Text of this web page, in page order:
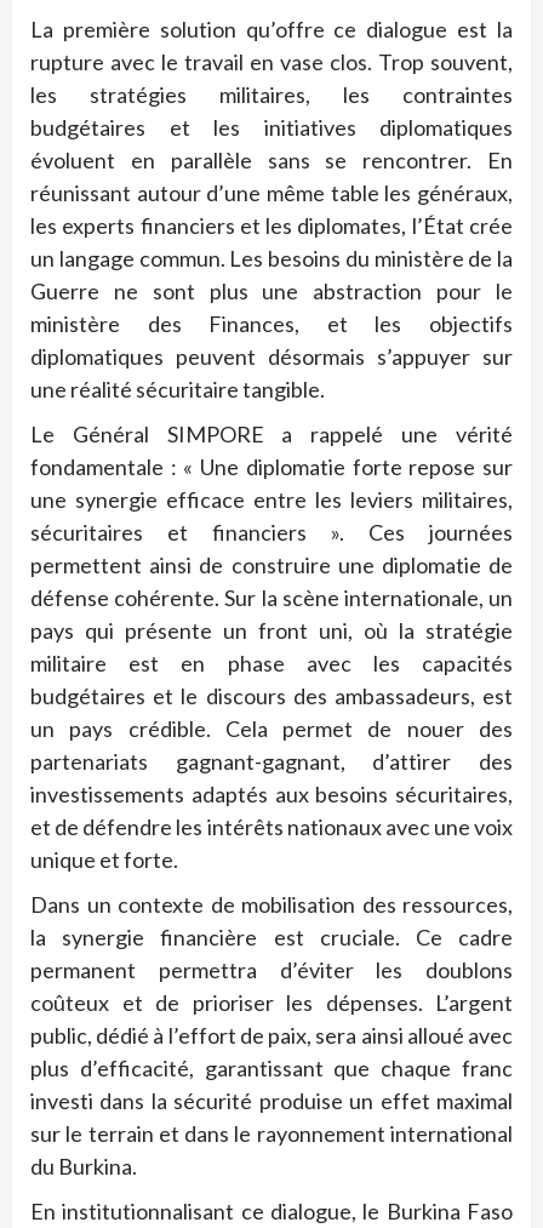
La première solution qu’offre ce dialogue est la
rupture avec le travail en vase clos. Trop souvent,
les stratégies militaires, les contraintes
budgétaires et les initiatives diplomatiques
évoluent en parallèle sans se rencontrer. En
réunissant autour d’une même table les généraux,
les experts financiers et les diplomates, l’État crée
un langage commun. Les besoins du ministère de la
Guerre ne sont plus une abstraction pour le
ministère des Finances, et les objectifs
diplomatiques peuvent désormais s’appuyer sur
une réalité sécuritaire tangible.
Le Général SIMPORE a rappelé une vérité
fondamentale : « Une diplomatie forte repose sur
une synergie efficace entre les leviers militaires,
sécuritaires et financiers ». Ces journées
permettent ainsi de construire une diplomatie de
défense cohérente. Sur la scène internationale, un
pays qui présente un front uni, où la stratégie
militaire est en phase avec les capacités
budgétaires et le discours des ambassadeurs, est
un pays crédible. Cela permet de nouer des
partenariats gagnant-gagnant, d’attirer des
investissements adaptés aux besoins sécuritaires,
et de défendre les intérêts nationaux avec une voix
unique et forte.
Dans un contexte de mobilisation des ressources,
la synergie financière est cruciale. Ce cadre
permanent permettra d’éviter les doublons
coûteux et de prioriser les dépenses. L’argent
public, dédié à l’effort de paix, sera ainsi alloué avec
plus d’efficacité, garantissant que chaque franc
investi dans la sécurité produise un effet maximal
sur le terrain et dans le rayonnement international
du Burkina.
En institutionnalisant ce dialogue, le Burkina Faso